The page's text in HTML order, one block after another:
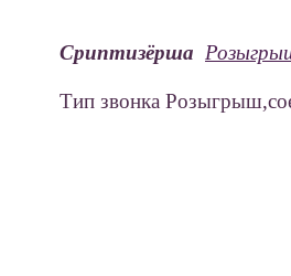
Сриптизёрша
Тип звонка